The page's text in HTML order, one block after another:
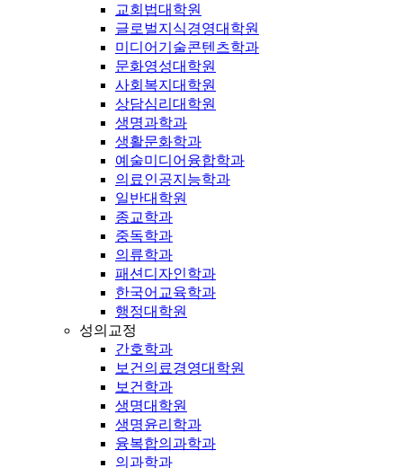
교회법대학원
글로벌지식경영대학원
미디어기술콘텐츠학과
문화영성대학원
사회복지대학원
상담심리대학원
생명과학과
생활문화학과
예술미디어융합학과
의료인공지능학과
일반대학원
종교학과
중독학과
의류학과
패션디자인학과
한국어교육학과
행정대학원
성의교정
간호학과
보건의료경영대학원
보건학과
생명대학원
생명윤리학과
융복합의과학과
의과학과